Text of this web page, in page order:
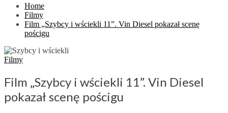
Home
Filmy
Film „Szybcy i wściekli 11”. Vin Diesel pokazał scenę
pościgu
Filmy
Film „Szybcy i wściekli 11”. Vin Diesel
pokazał scenę pościgu